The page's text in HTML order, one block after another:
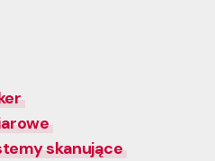
skanujące